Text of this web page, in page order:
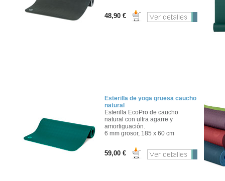
48,90 €
Esterilla de yoga gruesa caucho
natural
Esterilla EcoPro de caucho
natural con ultra agarre y
amortiguación.
6 mm grosor, 185 x 60 cm
59,00 €